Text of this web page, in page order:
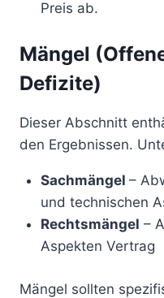
Preis ab.
Mängel
Defizite)
Dieser Abschnitt
den Ergebnissen.
Sachmängel –
und technischen
Rechtsmängel –
Aspekten Vertrag
Mängel sollten